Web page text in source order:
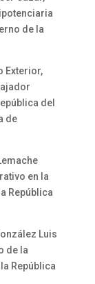
de la
Exterior,
del
de
en la
República
Luis
de la
República